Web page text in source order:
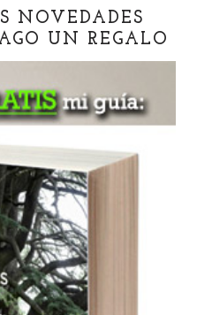
NOVEDADES
UN REGALO